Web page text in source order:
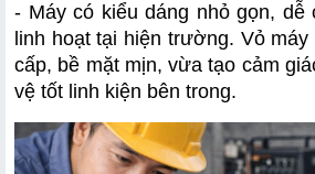
- Máy có kiểu dáng nhỏ gọn, dễ
linh hoạt tại hiện trường. Vỏ
cấp, bề mặt mịn, vừa tạo cảm
vệ tốt linh kiện bên trong.